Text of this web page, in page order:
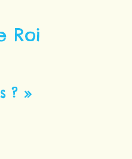
Roi
? »